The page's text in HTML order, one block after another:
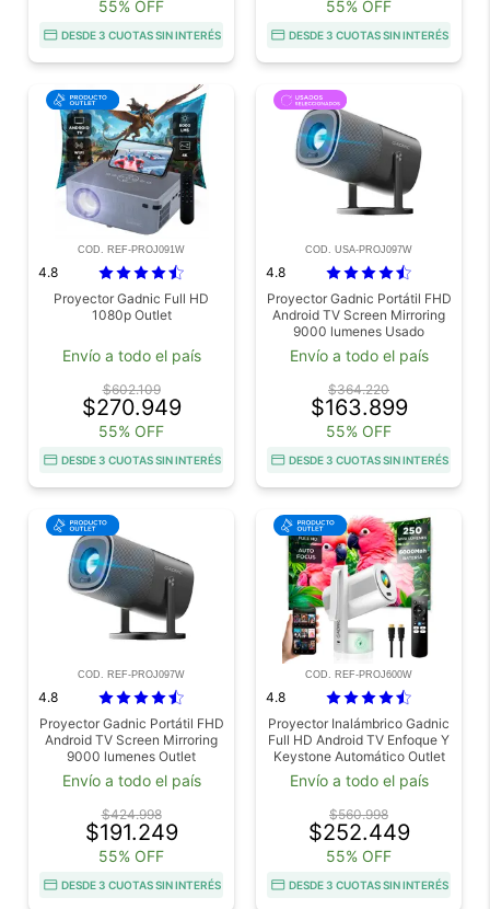
55% OFF
DESDE 3 CUOTAS SIN INTERÉS
55% OFF
DESDE 3 CUOTAS SIN INTERÉS
COD. REF-PROJ091W
4.8
Proyector Gadnic Full HD
1080p Outlet
Envío a todo el país
$602.109
$270.949
55% OFF
DESDE 3 CUOTAS SIN INTERÉS
COD. USA-PROJ097W
4.8
Proyector Gadnic Portátil FHD
Android TV Screen Mirroring
9000 lumenes Usado
Envío a todo el país
$364.220
$163.899
55% OFF
DESDE 3 CUOTAS SIN INTERÉS
COD. REF-PROJ097W
4.8
Proyector Gadnic Portátil FHD
Android TV Screen Mirroring
9000 lumenes Outlet
Envío a todo el país
$424.998
$191.249
55% OFF
DESDE 3 CUOTAS SIN INTERÉS
COD. REF-PROJ600W
4.8
Proyector Inalámbrico Gadnic
Full HD Android TV Enfoque Y
Keystone Automático Outlet
Envío a todo el país
$560.998
$252.449
55% OFF
DESDE 3 CUOTAS SIN INTERÉS